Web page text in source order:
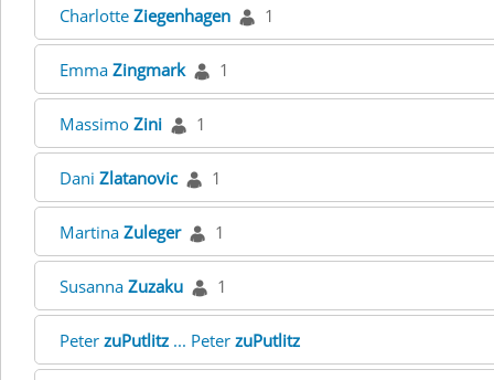
Charlotte Ziegenhagen 1
Emma Zingmark 1
Massimo Zini 1
Dani Zlatanovic 1
Martina Zuleger 1
Susanna Zuzaku 1
Peter zuPutlitz ... Peter zuPutlitz